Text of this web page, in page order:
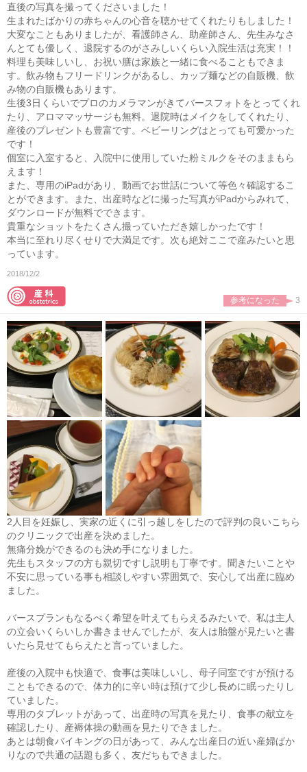
直後の写真を撮ってくださいました！
生まれたばかりの赤ちゃんの心音を聴かせてくれたりもしました！
大変なこともありましたが、看護師さん、助産師さん、先生みなさ
んとても優しく、退院するのがさみしいくらい入院生活は充実！！
料理も美味しいし、お祝い膳は家族と一緒に食べることもできま
す。飲み物もフリードリンクがあるし、カップ麺などの自販機、飲
み物の自販機もあります。
生後3日くらいでプロのカメラマンがきてバースフォトをとってくれ
たり、アロママッサージも無料。退院時はメイクをしてくれたり、
産後のプレゼントも豊富です。ベビーリングはとっても可愛かった
です！
個室に入室すると、入院中に使用していた粉ミルクをそのままもら
えます！
また、専用のiPadがあり、動画でお世話について等色々確認するこ
とができます。また、出産時などに撮った写真がiPadからみれて、
ダウンロードが無料でできます。
貴重なショットをたくさん撮っていただき嬉しかったです！
本当に至れり尽くせりで大満足です。次も絶対ここで産みたいと思
っています。
2018/12/2
参考になった 3
2人目を妊娠し、実家の近くに引っ越しをしたので評判の良いこちら
のクリニックで出産を決めました。
無痛分娩ができるのも決め手になりました。
先生もスタッフの方も親切ですし説明も丁寧です。聞きたいことや
不安に思っている事も相談しやすい雰囲気で、安心して出産に臨め
ました。
バースプランもなるべく希望を叶えてもらえるみたいで、私は主人
の立会いくらいしか書きませんでしたが、友人は胎盤が見たいと書
いたら見せてもらえたと言っていました。
産後の入院中も快適で、食事は美味しいし、母子同室ですが預ける
こともできるので、体力的に辛い時は預けて少し長めに眠ったりし
ていました。
専用のタブレットがあって、出産時の写真を見たり、食事の献立を
確認したり、産褥体操の動画を見たりできました。
あとは朝食バイキングの日があって、みんな出産日の近い産婦ばか
りなので共通の話題も多く、友だちもできました。